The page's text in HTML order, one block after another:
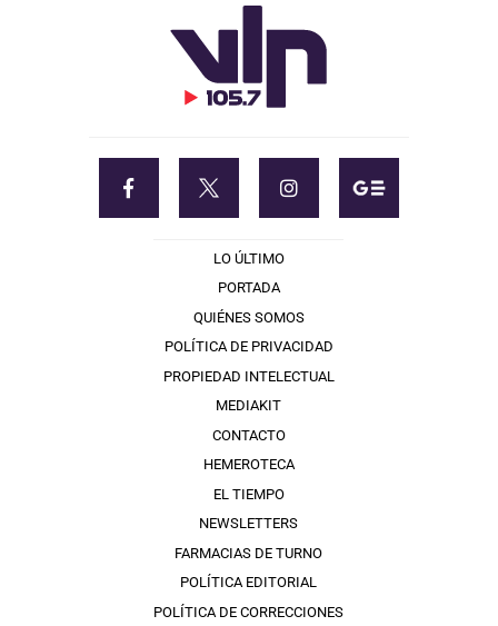
LO ÚLTIMO
PORTADA
QUIÉNES SOMOS
POLÍTICA DE PRIVACIDAD
PROPIEDAD INTELECTUAL
MEDIAKIT
CONTACTO
HEMEROTECA
EL TIEMPO
NEWSLETTERS
FARMACIAS DE TURNO
POLÍTICA EDITORIAL
POLÍTICA DE CORRECCIONES